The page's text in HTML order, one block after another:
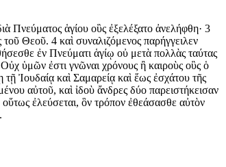
Πνεύματος ἁγίου οὓς ἐξελέξατο ἀνελήφθη· 3
τοῦ Θεοῦ. 4 καὶ συναλιζόμενος παρήγγειλεν
ἐν Πνεύματι ἁγίῳ οὐ μετὰ πολλὰς ταύτας
ὑμῶν ἐστι γνῶναι χρόνους ἢ καιροὺς οὓς ὁ
Ἰουδαίᾳ καὶ Σαμαρείᾳ καὶ ἕως ἐσχάτου τῆς
αὐτοῦ, καὶ ἰδοὺ ἄνδρες δύο παρειστήκεισαν
οὕτως ἐλεύσεται, ὃν τρόπον ἐθεάσασθε αὐτὸν